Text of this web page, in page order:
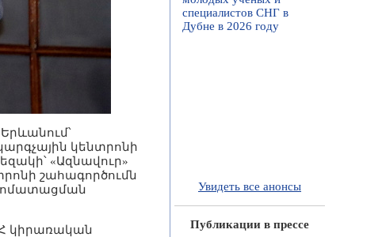
կենտրոնի
«Ազնավուր»
շահագործումն
կիրառական
Увидеть все aнонсы
Публикации в прессе